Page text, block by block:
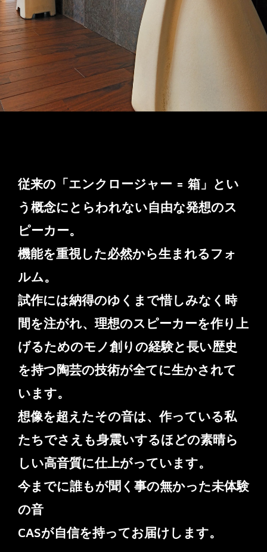
従来の「エンクロージャー = 箱」とい
う概念にとらわれない自由な発想のス
ピーカー。
機能を重視した必然から生まれるフォ
ルム。
試作には納得のゆくまで惜しみなく時
間を注がれ、理想のスピーカーを作り上
げるためのモノ創りの経験と長い歴史
を持つ陶芸の技術が全てに生かされて
います。
想像を超えたその音は、作っている私
たちでさえも身震いするほどの素晴ら
しい高音質に仕上がっています。
今までに誰もが聞く事の無かった未体験
の音
CASが自信を持ってお届けします。